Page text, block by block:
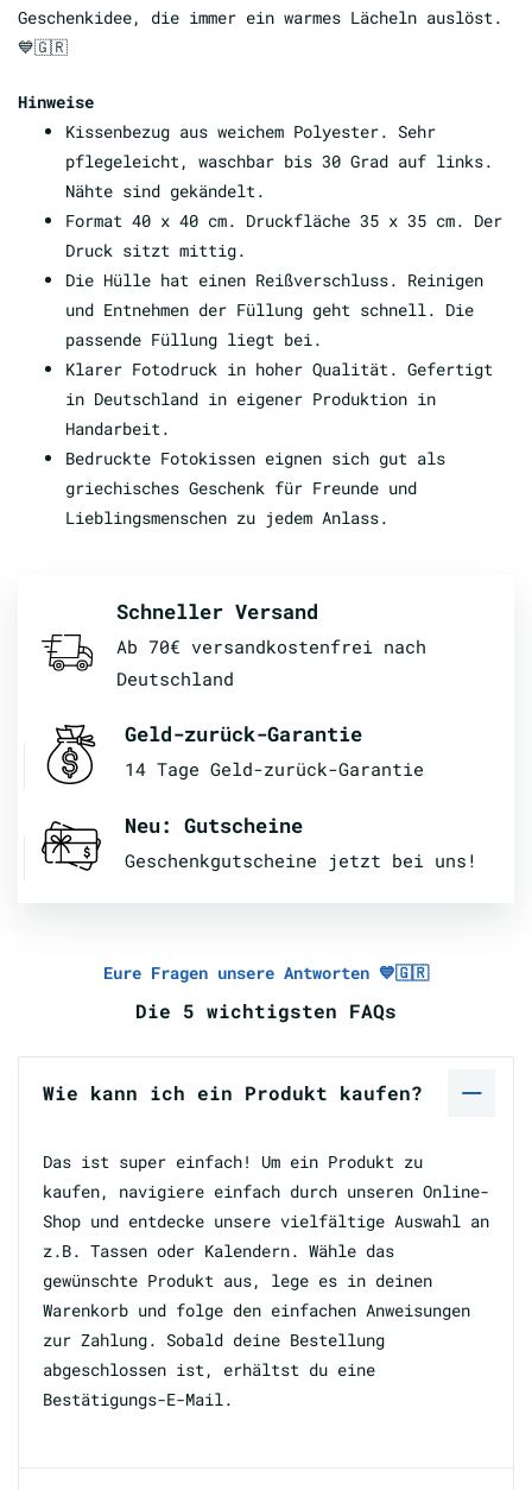
Geschenkidee, die immer ein warmes Lächeln auslöst.
💙🇬🇷
Hinweise
Kissenbezug aus weichem Polyester. Sehr
pflegeleicht, waschbar bis 30 Grad auf links.
Nähte sind gekändelt.
Format 40 x 40 cm. Druckfläche 35 x 35 cm. Der
Druck sitzt mittig.
Die Hülle hat einen Reißverschluss. Reinigen
und Entnehmen der Füllung geht schnell. Die
passende Füllung liegt bei.
Klarer Fotodruck in hoher Qualität. Gefertigt
in Deutschland in eigener Produktion in
Handarbeit.
Bedruckte Fotokissen eignen sich gut als
griechisches Geschenk für Freunde und
Lieblingsmenschen zu jedem Anlass.
Schneller Versand
Ab 70€ versandkostenfrei nach
Deutschland
Geld-zurück-Garantie
14 Tage Geld-zurück-Garantie
Neu: Gutscheine
Geschenkgutscheine jetzt bei uns!
Eure Fragen unsere Antworten 💙🇬🇷
Die 5 wichtigsten FAQs
Wie kann ich ein Produkt kaufen?
Das ist super einfach! Um ein Produkt zu
kaufen, navigiere einfach durch unseren Online-
Shop und entdecke unsere vielfältige Auswahl an
z.B. Tassen oder Kalendern. Wähle das
gewünschte Produkt aus, lege es in deinen
Warenkorb und folge den einfachen Anweisungen
zur Zahlung. Sobald deine Bestellung
abgeschlossen ist, erhältst du eine
Bestätigungs-E-Mail.